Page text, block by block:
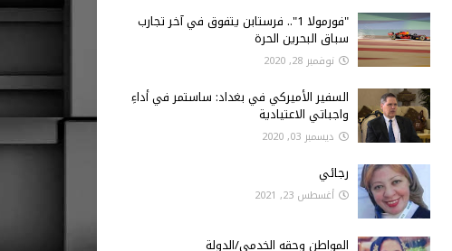
"فورمولا 1".. فرستابن يتفوق في آخر تجارب
سباق البحرين الحرة
نوفمبر 28, 2020
السفير الأميركي في بغداد: ساستمر في أداءِ
واجباتي الاعتيادية
ديسمبر 03, 2020
رجائي
أغسطس 23, 2021
المواطن وحقه الخدمي/الدولة